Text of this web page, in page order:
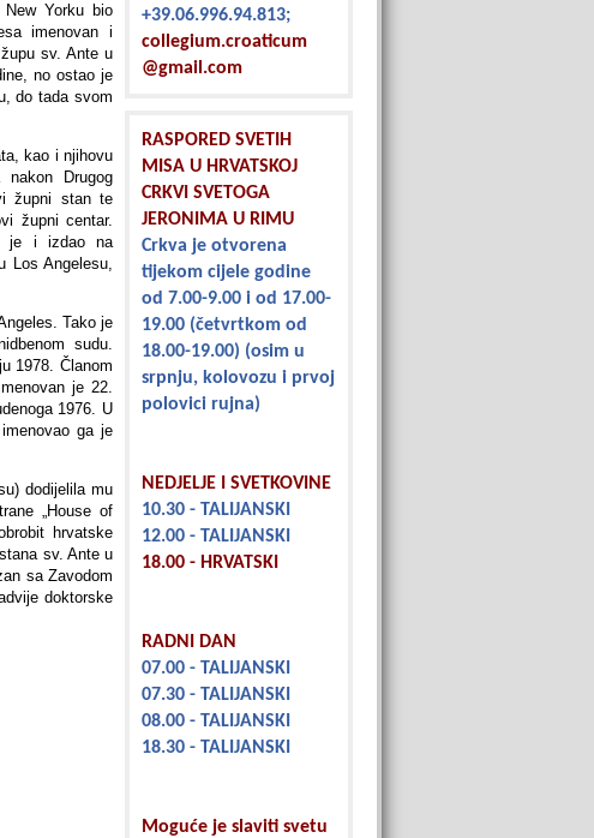
Yorku bio
imenovan i
sv. Ante u
no ostao je
do tada svom
kao i njihovu
Drugog
župni stan te
župni centar.
je i izdao na
Los Angelesu,
Tako je
sudu.
1978. Članom
je 22.
1976. U
ga je
dodijelila mu
„House of
hrvatske
sv. Ante u
sa Zavodom
doktorske
+39.06.996.94.813;
collegium.croaticum
@gmail.com
RASPORED SVETIH
MISA U HRVATSKOJ
CRKVI SVETOGA
JERONIMA U RIMU
Crkva je otvorena
tijekom cijele godine
od 7.00-9.00 i od 17.00-
19.00 (četvrtkom od
18.00-19.00) (osim u
srpnju, kolovozu i prvoj
polovici rujna)
NEDJELJE I SVETKOVINE
10.30 - TALIJANSKI
12.00 - TALIJANSKI
18.00 - HRVATSKI
RADNI DAN
07.00 - TALIJANSKI
07.30 - TALIJANSKI
08.00 - TALIJANSKI
18.30 - TALIJANSKI
Moguće je slaviti svetu